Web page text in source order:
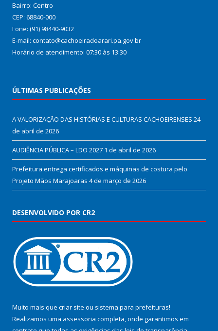
Bairro: Centro
CEP: 68840-000
Fone: (91) 98440-9032
E-mail: contato@cachoeiradoarari.pa.gov.br
Horário de atendimento: 07:30 às 13:30
ÚLTIMAS PUBLICAÇÕES
A VALORIZAÇÃO DAS HISTÓRIAS E CULTURAS CACHOEIRENSES 24
de abril de 2026
AUDIÊNCIA PÚBLICA – LDO 2027 1 de abril de 2026
Prefeitura entrega certificados e máquinas de costura pelo
Projeto Mãos Marajoaras 4 de março de 2026
DESENVOLVIDO POR CR2
Muito mais que criar site ou sistema para prefeituras!
Realizamos uma assessoria completa, onde garantimos em